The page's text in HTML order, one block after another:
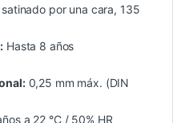
por una cara, 135
Hasta 8 años
0,25 mm máx. (DIN
a 22 °C / 50% HR